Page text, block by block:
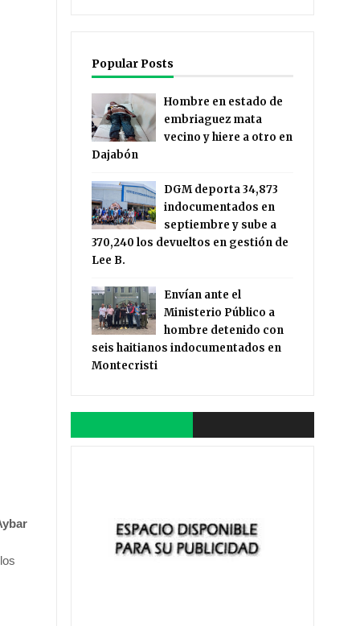
Popular Posts
Hombre en estado de
embriaguez mata
vecino y hiere a otro en
Dajabón
DGM deporta 34,873
indocumentados en
septiembre y sube a
370,240 los devueltos en gestión de
Lee B.
Envían ante el
Ministerio Público a
hombre detenido con
seis haitianos indocumentados en
Montecristi